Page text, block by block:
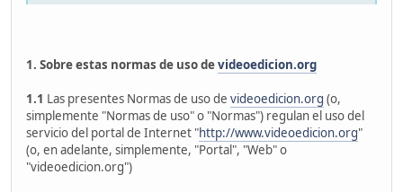
1. Sobre estas normas de uso devideoedicion.org
1.1 Las presentes Normas de uso de videoedicion.org (o,
simplemente "Normas de uso" o "Normas") regulan el uso del
servicio del portal de Internet "http://www.videoedicion.org"
(o, en adelante, simplemente, "Portal", "Web" o
"videoedicion.org")